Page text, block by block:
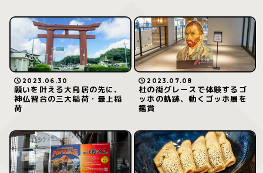
2023.06.30
願いを叶える大鳥居の先に、
神仏習合の三大稲荷・最上稲
荷
2023.07.08
杜の街グレースで体験するゴ
ッホの軌跡、動くゴッホ展を
鑑賞